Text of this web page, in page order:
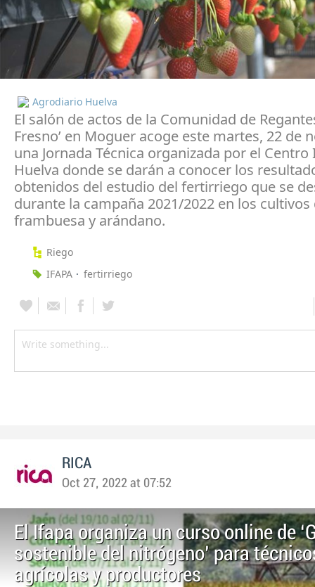
Agrodiario Huelva
El salón de actos de la Comunidad de
Fresno’ en Moguer acoge este martes, 22 de
una Jornada Técnica organizada por el Centro
Huelva donde se darán a conocer los
obtenidos del estudio del fertirriego que se
durante la campaña 2021/2022 en los cultivos
frambuesa y arándano.
Riego
IFAPA
fertirriego
RICA
Oct 27, 2022 at 07:52
El Ifapa organiza un curso online de
sostenible del nitrógeno’ para
agrícolas y productores